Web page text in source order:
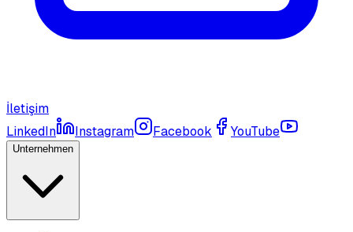
İletişim
LinkedIn
Instagram Facebook YouTube
Unternehmen